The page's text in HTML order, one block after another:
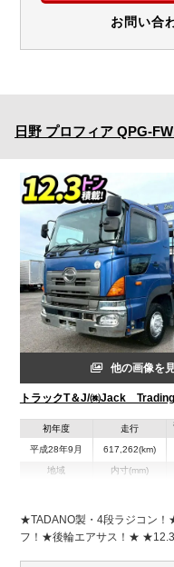
お問い合
日野 プロフィア QPG-
他の画像を
トラックT＆J/㈱Jack
初年度
平成28年9月
走行
617,262(km)
地域 内寸(mm)
★TADANO製・4段ラジコン
フ！★後輪エアサス！★